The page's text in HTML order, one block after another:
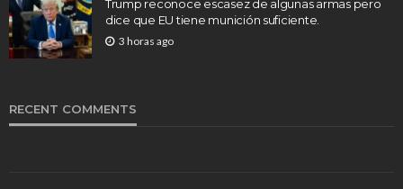
Trump reconoce escasez de algunas armas pero
dice que EU tiene munición suficiente.
3 horas ago
RECENT COMMENTS